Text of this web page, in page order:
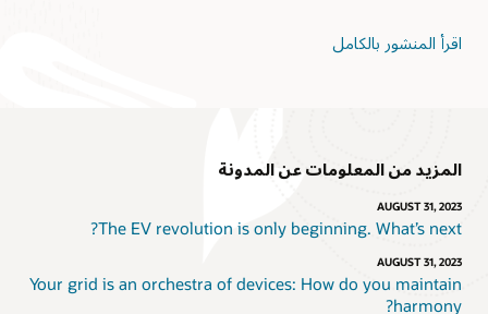
اقرأ المنشور بالكامل
المزيد من المعلومات عن المدونة
AUGUST 31, 2023
The EV revolution is only beginning. What’s next?
AUGUST 31, 2023
Your grid is an orchestra of devices: How do you maintain
harmony?